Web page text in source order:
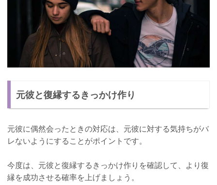
元彼と復縁するきっかけ作り
元彼に偶然会ったときの対応は、元彼に対する気持ちがバ
レないようにすることがポイントです。
今度は、元彼と復縁するきっかけ作りを確認して、より復
縁を成功させる確率を上げましょう。